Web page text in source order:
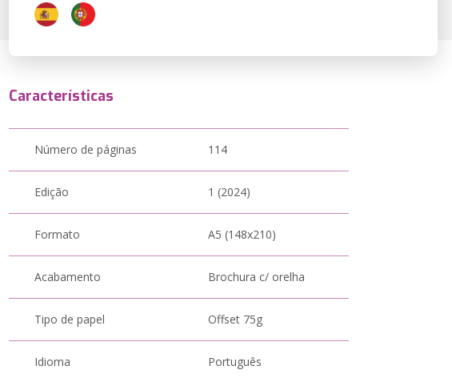
Características
Número de páginas 114
Edição 1 (2024)
Formato A5 (148x210)
Acabamento Brochura c/ orelha
Tipo de papel Offset 75g
Idioma Português